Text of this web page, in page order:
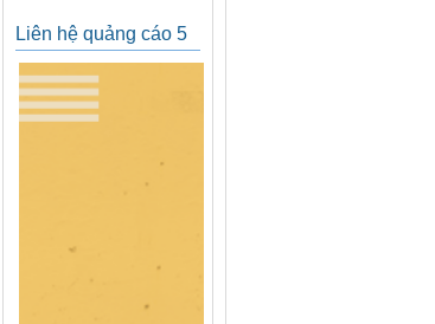
Liên hệ quảng cáo 5